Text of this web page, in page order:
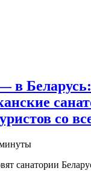
в Беларусь:
со
санатории